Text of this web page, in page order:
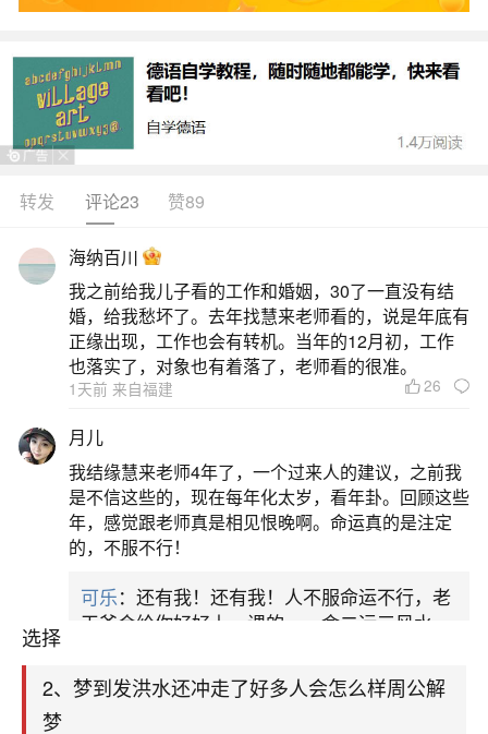
生活中像梦见发洪水冲走好多人是什么预兆？
都是很常见的问题，但是小问题不注意可能会引起
大麻烦，下面就这个问题给大家做一些解读：
1、梦见发洪水把人冲走了是什么意思
梦见发洪水把别人冲走：这通常表示你的社交
生活将保持和谐，不会与他人发生冲突，并将享受
一段宁静的生活。对于已婚者来说，这可能预示着
夫妻关系的和谐与幸福。商人梦见发洪水把别人冲
走：这可能意味着你的财务状况将有所提升，但在
消费上会比较节制，因此积蓄可能不会大幅增加。
在投资方面，你可能会得到他人的帮助，但应谨慎
选择
2、梦到发洪水还冲走了好多人会怎么样周公解
梦
转发 评论23 赞89
海纳百川
我之前给我儿子看的工作和婚姻，30了一直没有结
婚，给我愁坏了。去年找慧来老师看的，说是年底有
正缘出现，工作也会有转机。当年的12月初，工作
也落实了，对象也有着落了，老师看的很准。
1天前 来自福建 26
月儿
我结缘慧来老师4年了，一个过来人的建议，之前我
是不信这些的，现在每年化太岁，看年卦。回顾这些
年，感觉跟老师真是相见恨晚啊。命运真的是注定
的，不服不行！
可乐：还有我！还有我！人不服命运不行，老
天爷会给你好好上一课的。一命二运三风水，
平安是福 ：我也是每年找老师化太岁，看年
卦，认识老师3年了，都是缘分啊！